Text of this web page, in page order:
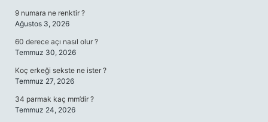
9 numara ne renktir ?
Ağustos 3, 2026
60 derece açı nasıl olur ?
Temmuz 30, 2026
Koç erkeği sekste ne ister ?
Temmuz 27, 2026
34 parmak kaç mm’dir ?
Temmuz 24, 2026